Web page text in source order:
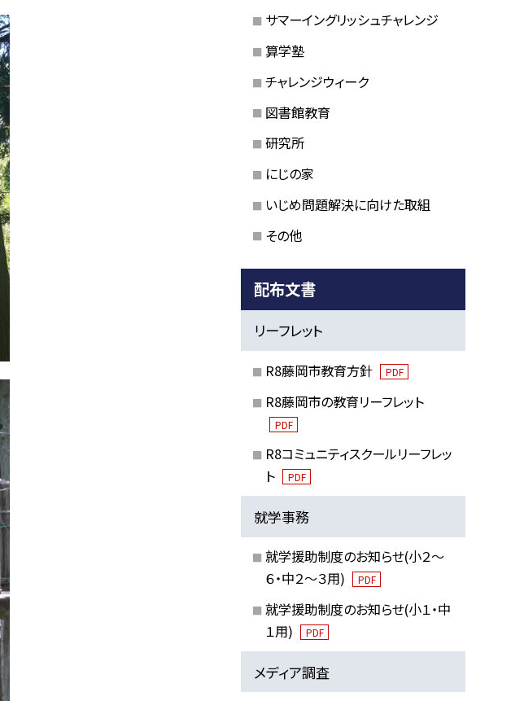
サマーイングリッシュチャレンジ
算学塾
チャレンジウィーク
図書館教育
研究所
にじの家
いじめ問題解決に向けた取組
その他
配布文書
リーフレット
R8藤岡市教育方針 PDF
R8藤岡市の教育リーフレット
PDF
R8コミュニティスクールリーフレッ
ト
PDF
就学事務
就学援助制度のお知らせ(小２～
６・中２～３用)
PDF
就学援助制度のお知らせ(小１・中
１用)
PDF
メディア調査